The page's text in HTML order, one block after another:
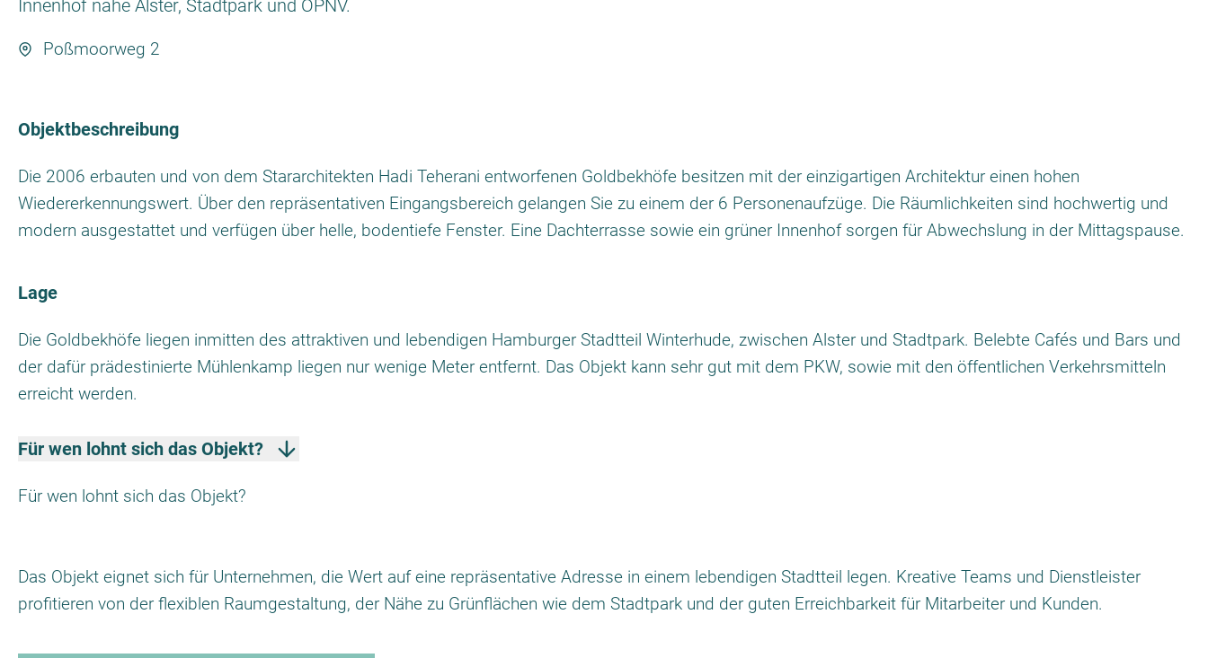
Innenhof nahe Alster, Stadtpark und ÖPNV.
Poßmoorweg 2
Objektbeschreibung
Die 2006 erbauten und von dem Stararchitekten Hadi Teherani entworfenen Goldbekhöfe besitzen mit der einzigartigen Architektur einen hohen
Wiedererkennungswert. Über den repräsentativen Eingangsbereich gelangen Sie zu einem der 6 Personenaufzüge. Die Räumlichkeiten sind hochwertig und
modern ausgestattet und verfügen über helle, bodentiefe Fenster. Eine Dachterrasse sowie ein grüner Innenhof sorgen für Abwechslung in der Mittagspause.
Lage
Die Goldbekhöfe liegen inmitten des attraktiven und lebendigen Hamburger Stadtteil Winterhude, zwischen Alster und Stadtpark. Belebte Cafés und Bars und
der dafür prädestinierte Mühlenkamp liegen nur wenige Meter entfernt. Das Objekt kann sehr gut mit dem PKW, sowie mit den öffentlichen Verkehrsmitteln
erreicht werden.
Für wen lohnt sich das Objekt?
Für wen lohnt sich das Objekt?
Das Objekt eignet sich für Unternehmen, die Wert auf eine repräsentative Adresse in einem lebendigen Stadtteil legen. Kreative Teams und Dienstleister
profitieren von der flexiblen Raumgestaltung, der Nähe zu Grünflächen wie dem Stadtpark und der guten Erreichbarkeit für Mitarbeiter und Kunden.